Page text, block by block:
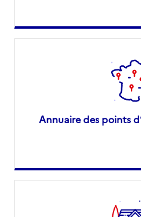
Annuaire des points